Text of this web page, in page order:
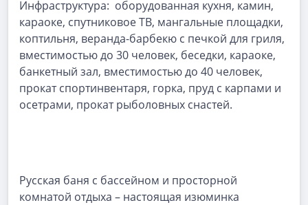
Инфраструктура: оборудованная кухня, камин,
караоке, спутниковое ТВ, мангальные площадки,
коптильня, веранда-барбекю с печкой для гриля,
вместимостью до 30 человек, беседки, караоке,
банкетный зал, вместимостью до 40 человек,
прокат спортинвентаря, горка, пруд с карпами и
осетрами, прокат рыболовных снастей.
Русская баня с бассейном и просторной
комнатой отдыха – настоящая изюминка